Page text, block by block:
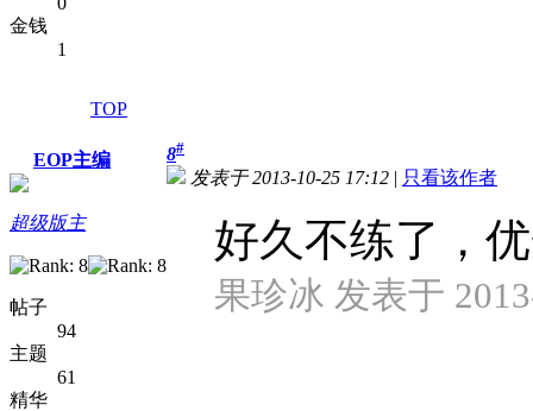
金钱
1
TOP
EOP主编
超级版主
帖子
94
主题
61
精华
8#
发表于 2013-10-25 17:12 | 只看该作者
好久不练了，
果珍冰 发表于